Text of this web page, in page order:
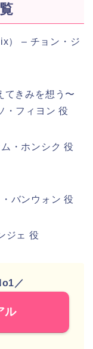
） – チョン・ジ
てきみを想う〜
・フィヨン 役
・ホンシク 役
バンウォン 役
ジェ 役
／
ル